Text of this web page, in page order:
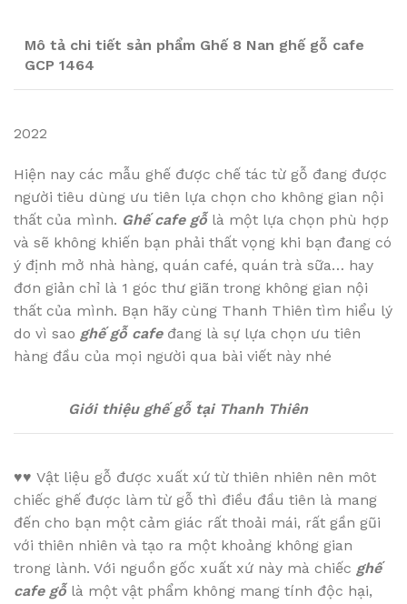
Mô tả chi tiết sản phẩm Ghế 8 Nan ghế gỗ cafe
GCP 1464
2022
Hiện nay các mẫu ghế được chế tác từ gỗ đang được
người tiêu dùng ưu tiên lựa chọn cho không gian nội
thất của mình. Ghế cafe gỗ là một lựa chọn phù hợp
và sẽ không khiến bạn phải thất vọng khi bạn đang có
ý định mở nhà hàng, quán café, quán trà sữa… hay
đơn giản chỉ là 1 góc thư giãn trong không gian nội
thất của mình. Bạn hãy cùng Thanh Thiên tìm hiểu lý
do vì sao ghế gỗ cafeđang là sự lựa chọn ưu tiên
hàng đầu của mọi người qua bài viết này nhé
Giới thiệu ghế gỗ tại Thanh Thiên
♥♥ Vật liệu gỗ được xuất xứ từ thiên nhiên nên môt
chiếc ghế được làm từ gỗ thì điều đầu tiên là mang
đến cho bạn một cảm giác rất thoải mái, rất gần gũi
với thiên nhiên và tạo ra một khoảng không gian
trong lành. Với nguồn gốc xuất xứ này mà chiếc ghế
cafe gỗ là một vật phẩm không mang tính độc hại,